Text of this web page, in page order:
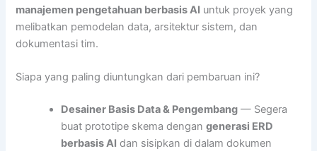
manajemen pengetahuan berbasis AI untuk proyek yang
melibatkan pemodelan data, arsitektur sistem, dan
dokumentasi tim.
Siapa yang paling diuntungkan dari pembaruan ini?
Desainer Basis Data & Pengembang — Segera
buat prototipe skema dengangenerasi ERD
berbasis AI dan sisipkan di dalam dokumen